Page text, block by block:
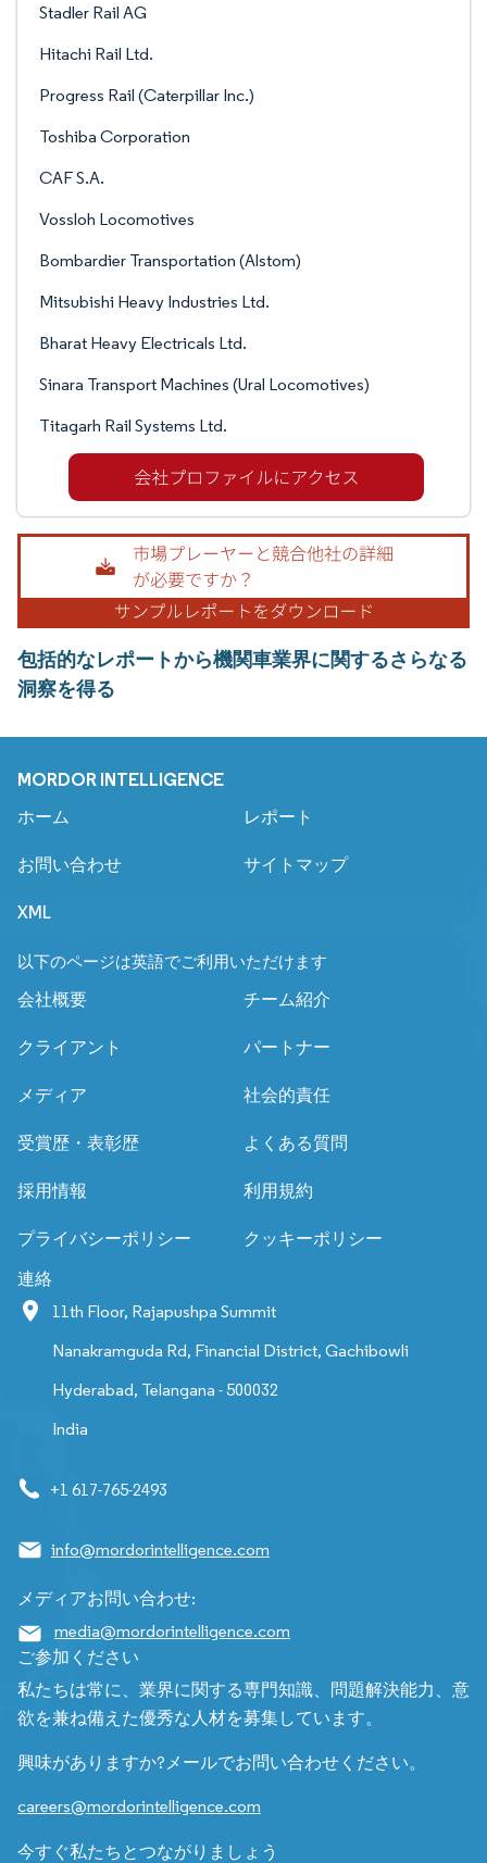
Stadler Rail AG
Hitachi Rail Ltd.
Progress Rail (Caterpillar Inc.)
Toshiba Corporation
CAF S.A.
Vossloh Locomotives
Bombardier Transportation (Alstom)
Mitsubishi Heavy Industries Ltd.
Bharat Heavy Electricals Ltd.
Sinara Transport Machines (Ural Locomotives)
Titagarh Rail Systems Ltd.
包括的なレポートから機関車業界に関するさらなる
洞察を得る
MORDOR INTELLIGENCE
ホーム レポート
お問い合わせ サイトマップ
XML
以下のページは英語でご利用いただけます
会社概要 チーム紹介
クライアント パートナー
メディア 社会的責任
受賞歴・表彰歴 よくある質問
採用情報 利用規約
プライバシーポリシー クッキーポリシー
連絡
11th Floor, Rajapushpa Summit
Nanakramguda Rd, Financial District, Gachibowli
Hyderabad, Telangana - 500032
India
+1 617-765-2493
info@mordorintelligence.com
メディアお問い合わせ:
media@mordorintelligence.com
ご参加ください
私たちは常に、業界に関する専門知識、問題解決能力、意
欲を兼ね備えた優秀な人材を募集しています。
興味がありますか?メールでお問い合わせください。
careers@mordorintelligence.com
今すぐ私たちとつながりましょう